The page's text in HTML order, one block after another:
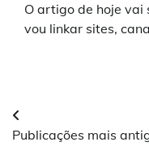
O artigo de hoje vai
vou linkar sites,
Navegação
Publicações mais